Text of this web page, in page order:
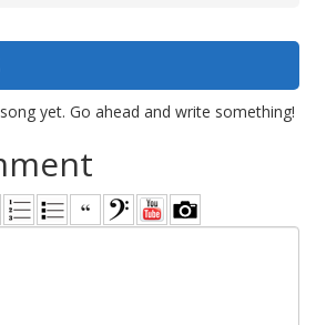
yet. Go ahead and write something!